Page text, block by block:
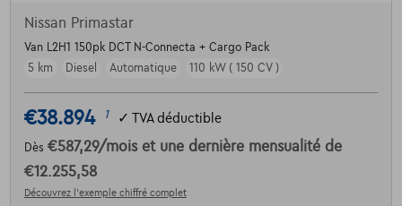
Nissan Primastar
Van L2H1 150pk DCT N-Connecta + Cargo Pack
5 km
Diesel Automatique 110 kW ( 150 CV )
€38.894 1 ✓ TVA déductible
Dès €587,29/mois et une dernière mensualité de
€12.255,58
Découvrez l’exemple chiffré complet